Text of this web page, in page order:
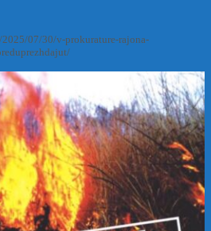
07/30/v-prokurature-rajona-